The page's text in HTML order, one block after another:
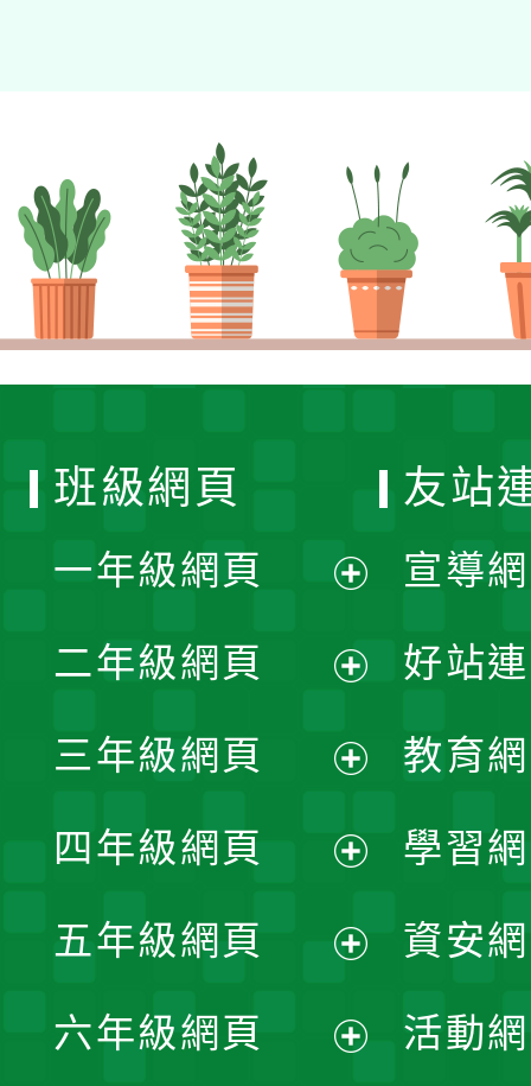
班級網頁
一年級網頁
開
選
單
二年級網頁
開
選
單
三年級網頁
開
選
單
四年級網頁
開
選
五年級網頁
開
六年級網頁
友站
宣導
好站
教育
學習
資安
活動